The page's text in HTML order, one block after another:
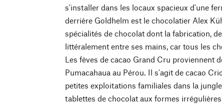
s'installer dans les locaux spacieux d'une
derrière Goldhelm est le chocolatier Alex
spécialités de chocolat dont la fabrication,
littéralement entre ses mains, car tous les
Les fèves de cacao Grand Cru proviennent
Pumacahaua au Pérou. Il s'agit de cacao
petites exploitations familiales dans la
tablettes de chocolat aux formes